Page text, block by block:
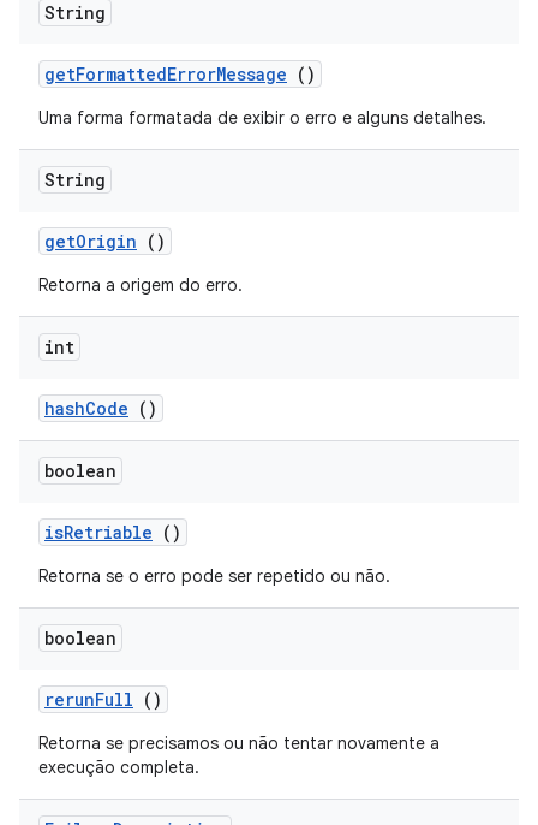
String
getFormattedErrorMessage ()
Uma forma formatada de exibir o erro e alguns detalhes.
String
getOrigin ()
Retorna a origem do erro.
int
hashCode ()
boolean
isRetriable ()
Retorna se o erro pode ser repetido ou não.
boolean
rerunFull ()
Retorna se precisamos ou não tentar novamente a
execução completa.